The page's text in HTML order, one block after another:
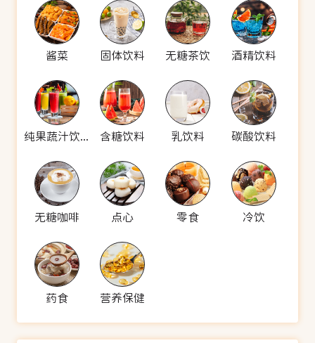
酱菜 固体饮料 无糖茶饮 酒精饮料
纯果蔬汁饮料 含糖饮料 乳饮料 碳酸饮料
无糖咖啡 点心 零食 冷饮
药食 营养保健